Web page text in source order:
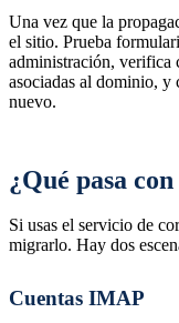
Una vez que la
el sitio. Prueba
administración, verifica
asociadas al dominio, y
nuevo.
¿Qué pasa
Si usas el servicio de
migrarlo. Hay dos
Cuentas IMAP